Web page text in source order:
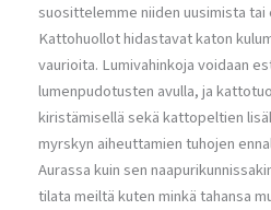
suosittelemme niiden uusimista tai
Kattohuollot hidastavat katon
vaurioita. Lumivahinkoja voidaan
lumenpudotusten avulla, ja
kiristämisellä sekä kattopeltien
myrskyn aiheuttamien tuhojen
Aurassa kuin sen
tilata meiltä kuten minkä tahansa